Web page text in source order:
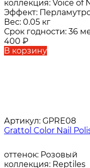
коллекция: Voice of
Эффект:
Вес: 0.05 кг
Срок годности: 36
400 ₽
В корзину
Артикул: GPRE08
Grattol Color Nail
оттенок: Розовый
коллекция: Reptiles